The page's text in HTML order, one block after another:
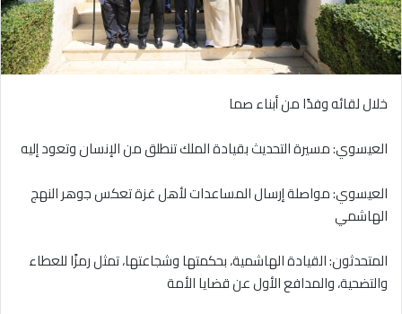
خلال لقائه وفدًا من أبناء صما
العيسوي: مسيرة التحديث بقيادة الملك تنطلق من الإنسان وتعود إليه
العيسوي: مواصلة إرسال المساعدات لأهل غزة تعكس جوهر النهج
الهاشمي
المتحدثون: القيادة الهاشمية، بحكمتها وشجاعتها، تمثل رمزًا للعطاء
والتضحية، والمدافع الأول عن قضايا الأمة